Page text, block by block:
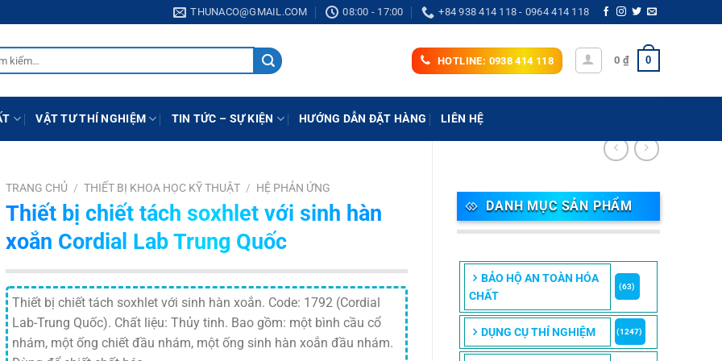
THUNACO@GMAIL.COM 08:00 - 17:00 +84 938 414 118 - 0964 414 118
HOTLINE: 0938 414 118 0 ₫ 0
VẬT TƯ THÍ NGHIỆM TIN TỨC – SỰ KIỆN HƯỚNG DẪN ĐẶT HÀNG LIÊN HỆ
DANH MỤC SẢN PHẨM
BẢO HỘ AN TOÀN HÓA
CHẤT
(63)
DỤNG CỤ THÍ NGHIỆM (1247)
TRANG CHỦ / THIẾT BỊ KHOA HỌC KỸ THUẬT / HỆ PHẢN ỨNG
Thiết bị chiết tách soxhlet với sinh hàn
xoắn Cordial Lab Trung Quốc
Thiết bị chiết tách soxhlet với sinh hàn xoắn. Code: 1792 (Cordial
Lab-Trung Quốc). Chất liệu: Thủy tinh. Bao gồm: một bình cầu cổ
nhám, một ống chiết đầu nhám, một ống sinh hàn xoắn đầu nhám.